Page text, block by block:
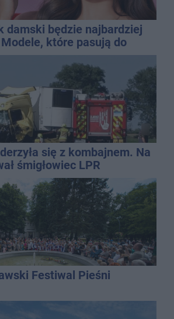
damski będzie najbardziej
które pasują do
się z kombajnem. Na
śmigłowiec LPR
Festiwal Pieśni